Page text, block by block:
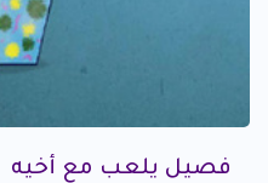
فصيل يلعب مع أخيه